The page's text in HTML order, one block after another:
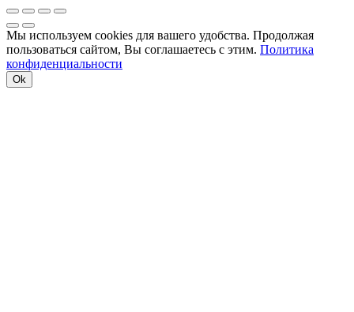
Мы используем cookies для вашего удобства. Продолжая
пользоваться сайтом, Вы соглашаетесь с этим. Политика
конфиденциальности
Ok